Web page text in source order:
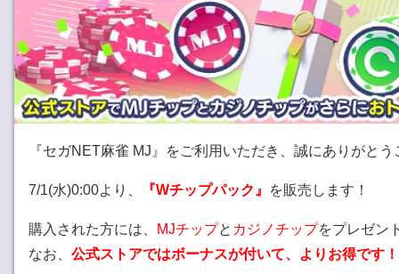
『セガNET麻雀 MJ』をご利用いただき、誠にありがと
7/1(水)0:00より、 『Wチップパック』 を販売します！
購入された方には、 MJチップと カジノチップをプレゼン
なお、 公式ストアではボーナスが付いて、よりお得です！